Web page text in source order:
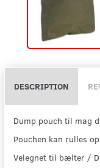
DESCRIPTION
Dump pouch til mag
Pouchen kan rulles
Velegnet til bælter /